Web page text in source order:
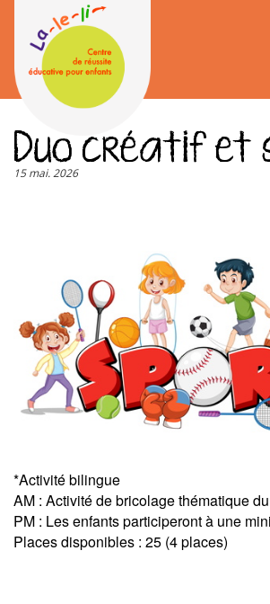
contenu
principal
Duo créatif
15 mai. 2026
*Activité bilingue
AM : Activité de bricolage thématique
PM : Les enfants participeront à une
Places disponibles : 25 (4 places)